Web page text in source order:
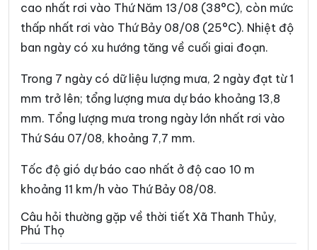
Xã Đà Bắc Xã Đại Đình
Xã Đại Đồng Xã Dân Chủ
Xã Đào Xá Xã Đoan Hùng
Xã Đồng Lương Xã Đông Thành
Xã Đức Nhàn
Xã Hạ Hòa Xã Hải Lựu
Xã Hoàng An
cao nhất rơi vào Thứ Năm 13/08 (38°C), còn mức
thấp nhất rơi vào Thứ Bảy 08/08 (25°C). Nhiệt độ
ban ngày có xu hướng tăng về cuối giai đoạn.
Trong 7 ngày có dữ liệu lượng mưa, 2 ngày đạt từ 1
mm trở lên; tổng lượng mưa dự báo khoảng 13,8
mm. Tổng lượng mưa trong ngày lớn nhất rơi vào
Thứ Sáu 07/08, khoảng 7,7 mm.
Tốc độ gió dự báo cao nhất ở độ cao 10 m
khoảng 11 km/h vào Thứ Bảy 08/08.
Câu hỏi thường gặp về thời tiết Xã Thanh Thủy,
Phú Thọ